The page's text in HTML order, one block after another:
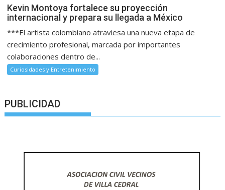
Kevin Montoya fortalece su proyección
internacional y prepara su llegada a México
***El artista colombiano atraviesa una nueva etapa de
crecimiento profesional, marcada por importantes
colaboraciones dentro de...
Curiosidades y Entretenimiento
PUBLICIDAD